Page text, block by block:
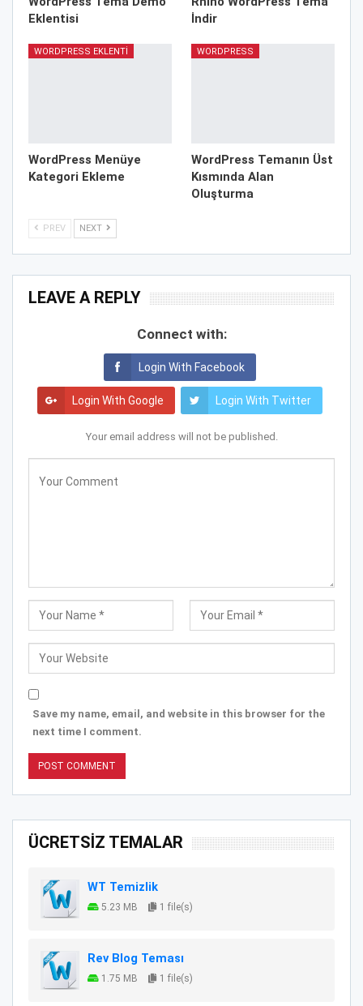
Eklentisi
İndir
WORDPRESS EKLENTI
WordPress Menüye
Kategori Ekleme
WORDPRESS
WordPress Temanın Üst
Kısmında Alan
Oluşturma
PREV NEXT
LEAVE A REPLY
Connect with:
Login With Facebook
Login With Google Login With Twitter
Your email address will not be published.
Save my name, email, and website in this browser for the
next time I comment.
ÜCRETSİZ TEMALAR
WT Temizlik
5.23 MB 1 file(s)
Rev Blog Teması
1.75 MB 1 file(s)